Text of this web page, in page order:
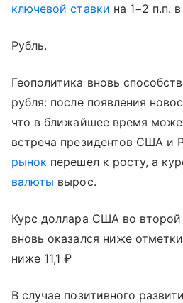
ключевой ставки на 1−2 п.п.
Рубль.
Геополитика вновь
рубля: после появления
что в ближайшее время
встреча президентов США и
рынок перешел к росту, а
валюты вырос.
Курс доллара США во второй
вновь оказался ниже
ниже 11,1 ₽
В случае позитивного